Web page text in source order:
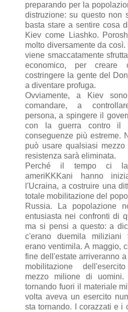
preparando per la
distruzione: su questo non
basta stare a sentire cosa
Kiev come Liashko.
molto diversamente da
viene smaccatamente
economico, per creare
costringere la gente del
a diventare profuga.
Ovviamente, a Kiev
comandare, a
persona, a spingere il
con la guerra contro il
conseguenze più estreme.
può usare qualsiasi
resistenza sarà eliminata.
Perché il tempo ci
ameriKKKani hanno
l'Ucraina, a costruire una
totale mobilitazione del
Russia. La popolazione
entusiasta nei confronti di
ma si pensi a questo: a
c'erano duemila miliziani
erano ventimila. A maggio,
fine dell'estate arriveranno
mobilitazione
mezzo milione di
tornando fuori il materiale
volta aveva un esercito
sta tornando. I corazzati e i